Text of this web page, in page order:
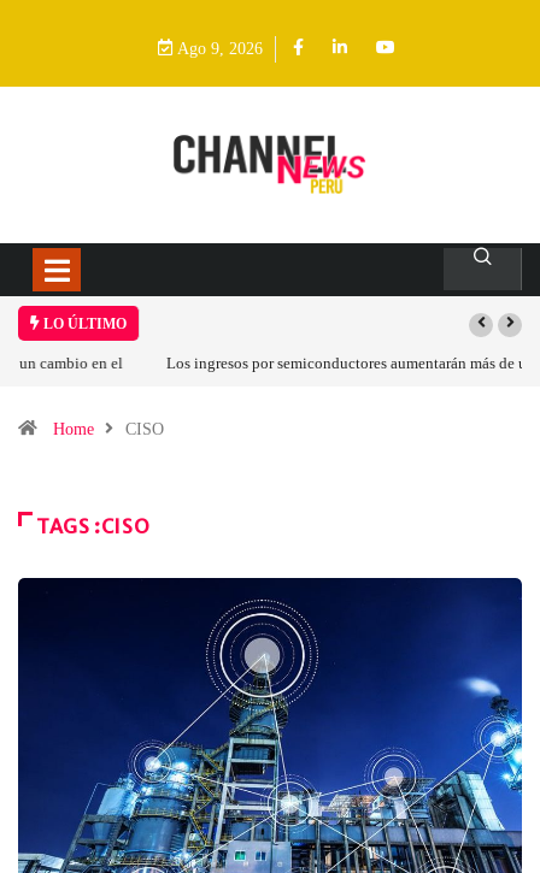
Ago 9, 2026
LO ÚLTIMO
Los ingresos por semiconductores aumentarán más de un 94 % en 2026
Home CISO
TAGS :CISO